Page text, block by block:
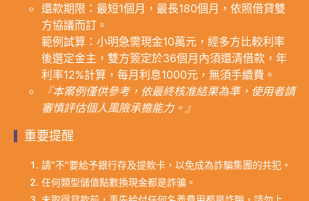
還款期限：最短1個月，最長180個月，依照借貸雙
方協議而訂。
範例試算：小明急需現金10萬元，經多方比較利率
後選定金主，雙方簽定於36個月內須還清借款，年
利率12%計算，每月利息1000元，無須手續費。
『本案例僅供參考，依最終核准結果為準，使用者請
審慎評估個人風險承擔能力。』
重要提醒
請“不”要給予銀行存及提款卡，以免成為詐騙集團的共犯。
任何類型儲值點數換現金都是詐骗。